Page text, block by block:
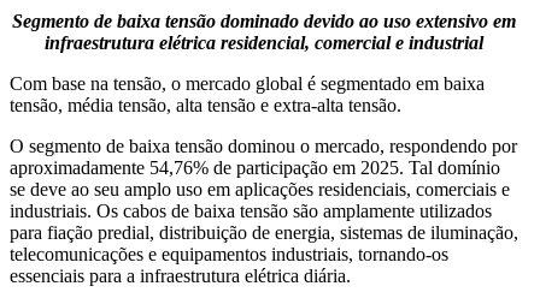
Segmento de baixa tensão dominado devido ao uso extensivo em
infraestrutura elétrica residencial, comercial e industrial
Com base na tensão, o mercado global é segmentado em baixa
tensão, média tensão, alta tensão e extra-alta tensão.
O segmento de baixa tensão dominou o mercado, respondendo por
aproximadamente 54,76% de participação em 2025. Tal domínio
se deve ao seu amplo uso em aplicações residenciais, comerciais e
industriais. Os cabos de baixa tensão são amplamente utilizados
para fiação predial, distribuição de energia, sistemas de iluminação,
telecomunicações e equipamentos industriais, tornando-os
essenciais para a infraestrutura elétrica diária.